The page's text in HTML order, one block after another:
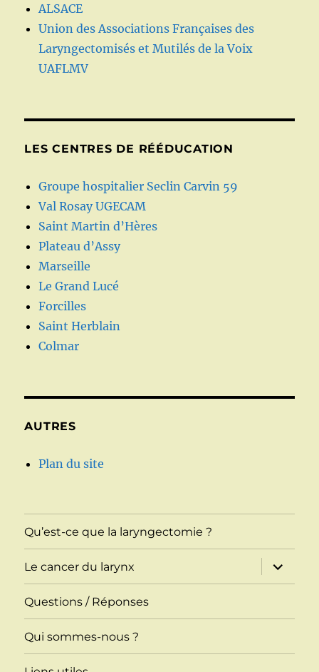
ALSACE
Union des Associations Françaises des
Laryngectomisés et Mutilés de la Voix
UAFLMV
LES CENTRES DE RÉÉDUCATION
Groupe hospitalier Seclin Carvin 59
Val Rosay UGECAM
Saint Martin d’Hères
Plateau d’Assy
Marseille
Le Grand Lucé
Forcilles
Saint Herblain
Colmar
AUTRES
Plan du site
Qu’est-ce que la laryngectomie ?
Le cancer du larynx
ouvrir
le
sous-
Questions / Réponses
Qui sommes-nous ?